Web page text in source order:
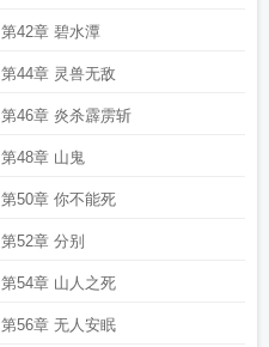
第42章 碧水潭
第44章 灵兽无敌
第46章 炎杀霹雳斩
第48章 山鬼
第50章 你不能死
第52章 分别
第54章 山人之死
第56章 无人安眠